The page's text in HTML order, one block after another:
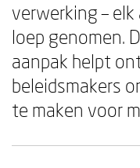
verwerking –
loep genomen.
aanpak helpt
beleidsmakers
te maken voor